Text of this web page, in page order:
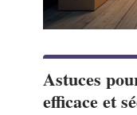
Astuces
efficace et